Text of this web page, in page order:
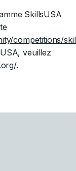
SkillsUSA
competitions/
veuillez
.